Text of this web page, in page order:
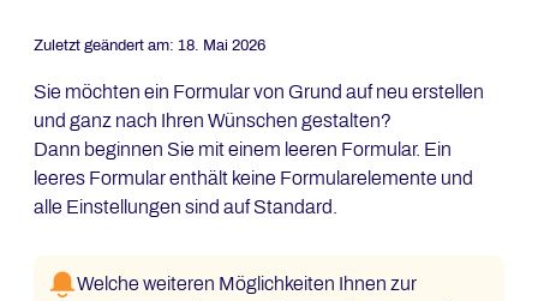
Zuletzt geändert am: 18. Mai 2026
Sie möchten ein Formular von Grund auf neu erstellen
und ganz nach Ihren Wünschen gestalten?
Dann beginnen Sie mit einem leeren Formular. Ein
leeres Formular enthält keine Formularelemente und
alle Einstellungen sind auf Standard.
Welche weiteren Möglichkeiten Ihnen zur